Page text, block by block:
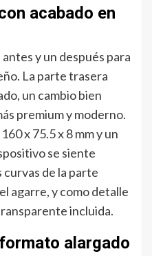
acabado en
y un después para
La parte trasera
un cambio bien
premium y moderno.
x 75.5 x 8 mm y un
se siente
curvas de la parte
agarre, y como detalle
incluida.
alargado